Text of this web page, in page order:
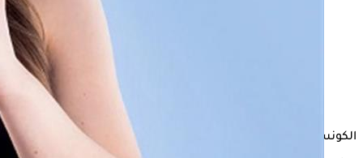
الكونسلتو